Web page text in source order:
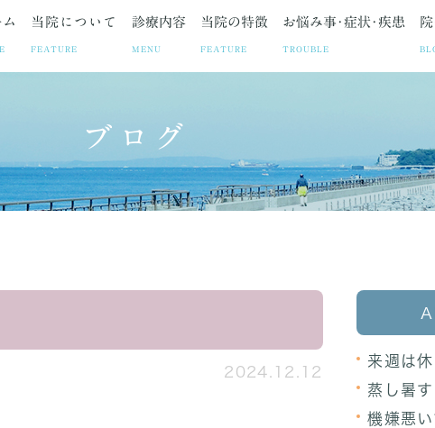
当院について
FEATURE
院長紹介 当院の取り組み 診療時間・アクセス
診療内容
MENU
当院の特徴
FEATURE
避妊相談・ピル 不妊治療 生理痛
筋腫 子宮内膜症 腹腔鏡手術のセカンドオピ
お悩み事･症状･疾患
TROUBLE
疾患 お悩みや症状に合わせた各種検査
院長ブログ お知らせ
ブログ
2024.12.12
来週は
蒸し暑
機嫌悪い